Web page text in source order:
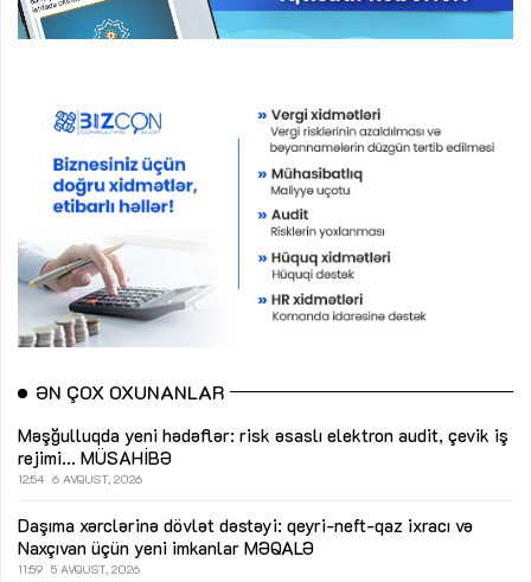
ƏN ÇOX OXUNANLAR
Məşğulluqda yeni hədəflər: risk əsaslı elektron audit, çevik iş
rejimi... MÜSAHİBƏ
12:54 6 AVQUST, 2026
Daşıma xərclərinə dövlət dəstəyi: qeyri-neft-qaz ixracı və
Naxçıvan üçün yeni imkanlar MƏQALƏ
11:59 5 AVQUST, 2026